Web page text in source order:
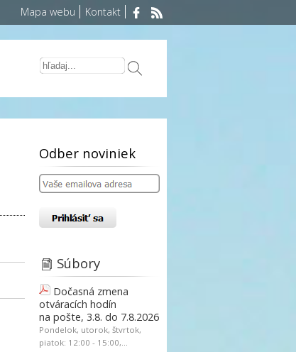
Mapa webu Kontakt
Odber noviniek
Súbory
Dočasná zmena
otváracích hodín
na pošte, 3.8. do 7.8.2026
Pondelok, utorok, štvrtok,
piatok: 12:00 - 15:00,...